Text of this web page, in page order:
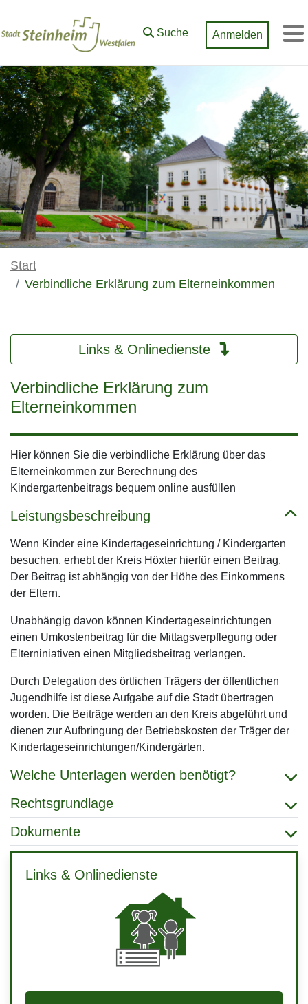
Suche Anmelden
Start
Verbindliche Erklärung zum Elterneinkommen
Links & Onlinedienste
Verbindliche Erklärung zum
Elterneinkommen
Hier können Sie die verbindliche Erklärung über das
Elterneinkommen zur Berechnung des
Kindergartenbeitrags bequem online ausfüllen
Leistungsbeschreibung
Wenn Kinder eine Kindertageseinrichtung / Kindergarten
besuchen, erhebt der Kreis Höxter hierfür einen Beitrag.
Der Beitrag ist abhängig von der Höhe des Einkommens
der Eltern.
Unabhängig davon können Kindertageseinrichtungen
einen Umkostenbeitrag für die Mittagsverpflegung oder
Elterniniativen einen Mitgliedsbeitrag verlangen.
Durch Delegation des örtlichen Trägers der öffentlichen
Jugendhilfe ist diese Aufgabe auf die Stadt übertragen
worden. Die Beiträge werden an den Kreis abgeführt und
dienen zur Aufbringung der Betriebskosten der Träger der
Kindertageseinrichtungen/Kindergärten.
Welche Unterlagen werden benötigt?
Rechtsgrundlage
Dokumente
Links & Onlinedienste